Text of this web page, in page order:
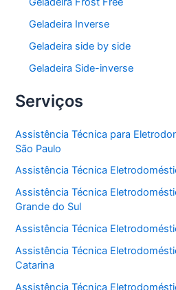
Geladeira Inverse
Geladeira side by side
Geladeira Side-inverse
Serviços
Assistência Técnica para
São Paulo
Assistência Técnica
Assistência Técnica
Grande do Sul
Assistência Técnica
Assistência Técnica
Catarina
Assistência Técnica